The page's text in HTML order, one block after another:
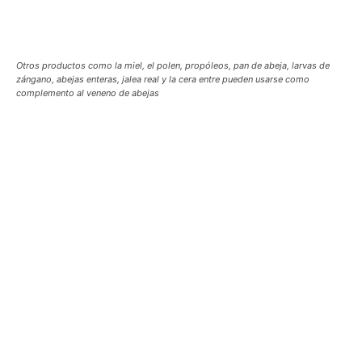
Otros productos como la miel, el polen, propóleos, pan de abeja, larvas de
zángano, abejas enteras, jalea real y la cera entre pueden usarse como
complemento al veneno de abejas